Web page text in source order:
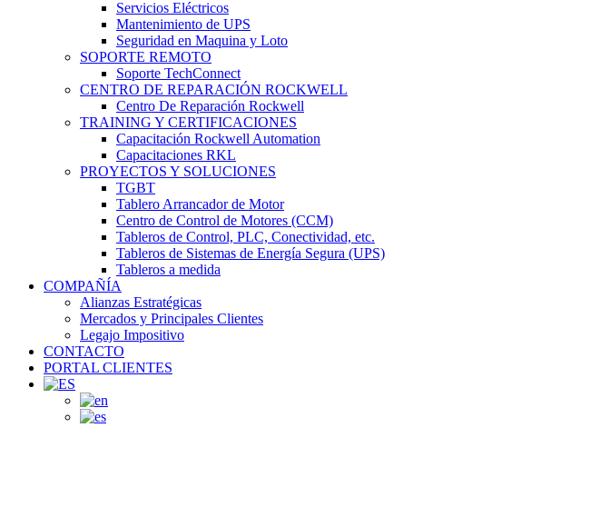
Servicios Eléctricos
Mantenimiento de UPS
Seguridad en Maquina y Loto
SOPORTE REMOTO
Soporte TechConnect
CENTRO DE REPARACIÓN ROCKWELL
Centro De Reparación Rockwell
TRAINING Y CERTIFICACIONES
Capacitación Rockwell Automation
Capacitaciones RKL
PROYECTOS Y SOLUCIONES
TGBT
Tablero Arrancador de Motor
Centro de Control de Motores (CCM)
Tableros de Control, PLC, Conectividad, etc.
Tableros de Sistemas de Energía Segura (UPS)
Tableros a medida
COMPAÑÍA
Alianzas Estratégicas
Mercados y Principales Clientes
Legajo Impositivo
CONTACTO
PORTAL CLIENTES